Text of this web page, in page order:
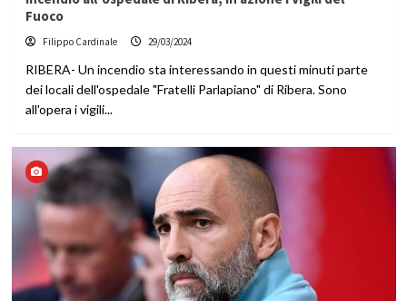
Fuoco
Filippo Cardinale 29/03/2024
RIBERA- Un incendio sta interessando in questi minuti parte
dei locali dell'ospedale "Fratelli Parlapiano" di Ribera. Sono
all'opera i vigili...